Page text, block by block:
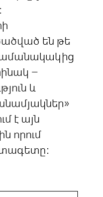
են թե
–
և
է այն
որում